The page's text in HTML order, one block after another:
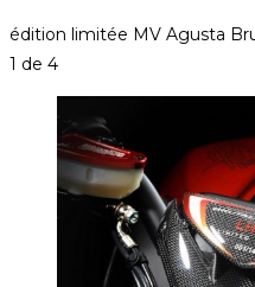
édition limitée MV Agusta
1 de 4